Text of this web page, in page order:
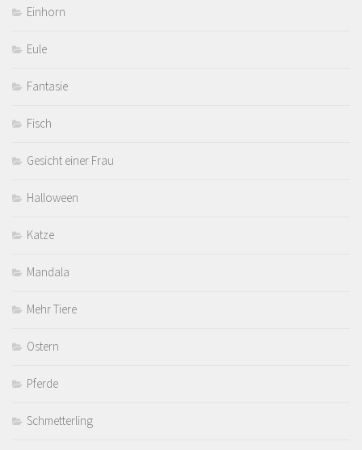
Einhorn
Eule
Fantasie
Fisch
Gesicht einer Frau
Halloween
Katze
Mandala
Mehr Tiere
Ostern
Pferde
Schmetterling